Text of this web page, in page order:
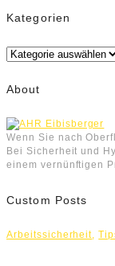
Kategorien
Kategorien
About
Wenn Sie nach
Bei Sicherheit und
einem vernünftigen
Custom Posts
Arbeitssicherheit,